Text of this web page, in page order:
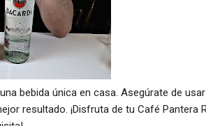
bebida única en casa. Asegúrate de usar
resultado. ¡Disfruta de tu Café Pantera